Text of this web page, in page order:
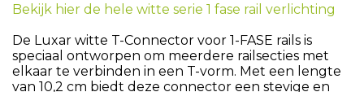
Bekijk hier de hele witte serie 1 fase rail verlichting
De Luxar witte T-Connector voor 1-FASE rails is
speciaal ontworpen om meerdere railsecties met
elkaar te verbinden in een T-vorm. Met een lengte
van 10,2 cm biedt deze connector een stevige en